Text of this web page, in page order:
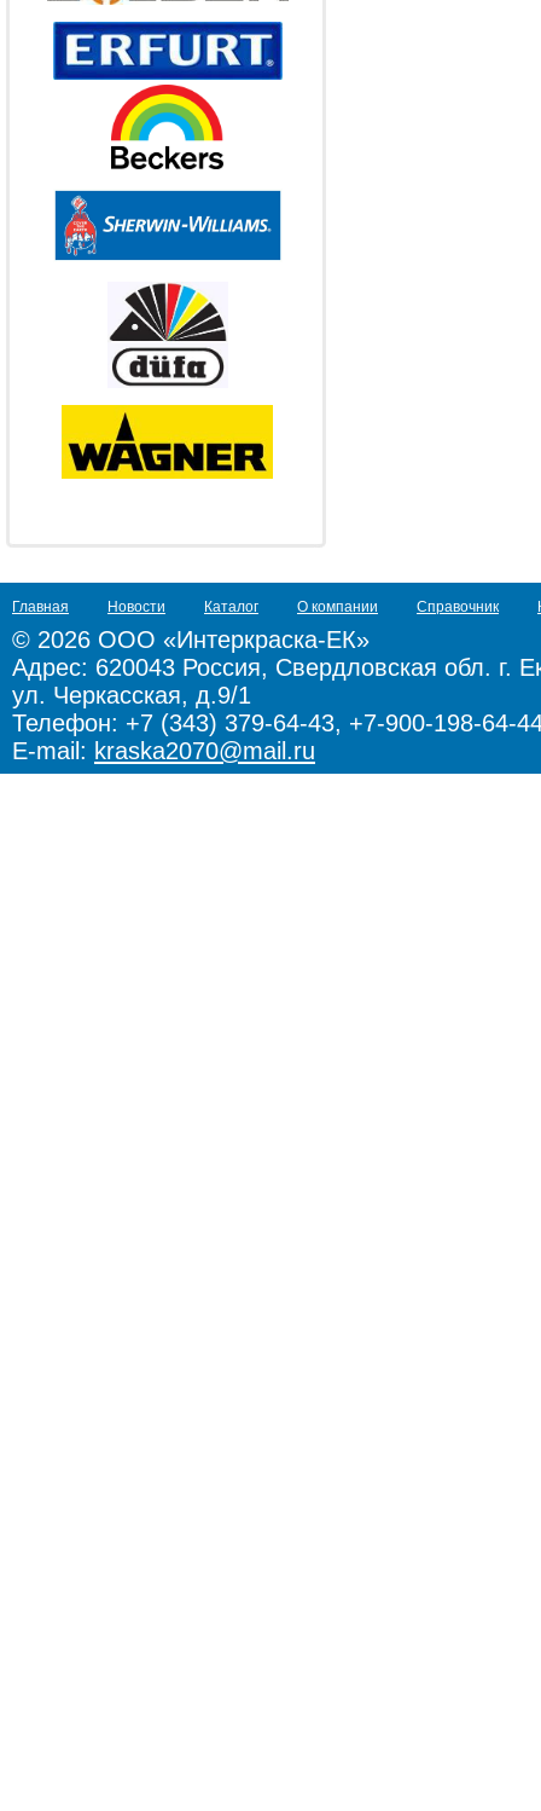
Главная Новости Каталог О компании Справочник
© 2026 ООО «Интеркраска-ЕК»
Адрес: 620043 Россия, Свердловская обл. г.
ул. Черкасская, д.9/1
Телефон: +7 (343) 379-64-43, +7-900-198-64-
E-mail: kraska2070@mail.ru